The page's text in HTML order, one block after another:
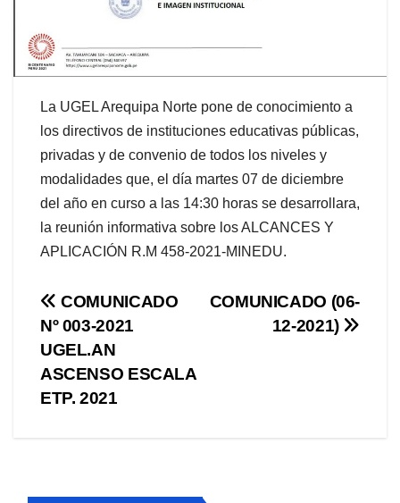
La UGEL Arequipa Norte pone de conocimiento a
los directivos de instituciones educativas públicas,
privadas y de convenio de todos los niveles y
modalidades que, el día martes 07 de diciembre
del año en curso a las 14:30 horas se desarrollara,
la reunión informativa sobre los ALCANCES Y
APLICACIÓN R.M 458-2021-MINEDU.
Navegación
de
entradas
COMUNICADO (06-
12-2021)
COMUNICADO
Nº 003-2021
UGEL.AN
ASCENSO ESCALA
ETP. 2021